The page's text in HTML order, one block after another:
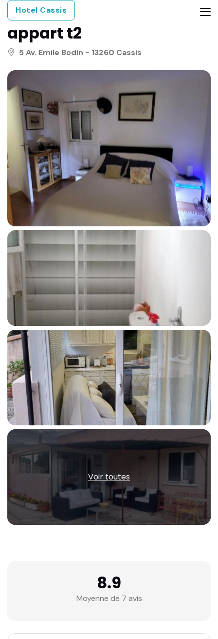
Hotel Cassis
appart t2
5 Av. Emile Bodin - 13260 Cassis
Voir toutes
8.9
Moyenne de 7 avis